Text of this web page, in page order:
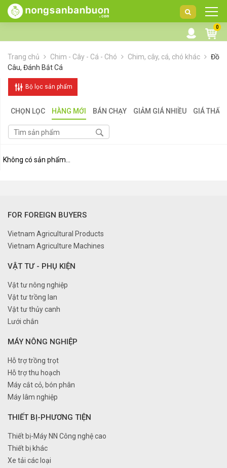
0
DANH
MỤC
PHẨM
Trang chủ Chim - Cây - Cá - Chó Chim, cây, cá, chó khác
Đồ
Câu, Đánh Bắt Cá
Bộ lọc sản phẩm
CHỌN LỌC HÀNG MỚI BÁN CHẠY GIẢM GIÁ NHIỀU GIÁ THẤP
Không có sản phẩm...
FOR FOREIGN BUYERS
Vietnam Agricultural Products
Vietnam Agriculture Machines
VẬT TƯ - PHỤ KIỆN
Vật tư nông nghiệp
Vật tư trồng lan
Vật tư thủy canh
Lưới chắn
MÁY NÔNG NGHIỆP
Hỗ trợ trồng trọt
Hỗ trợ thu hoạch
Máy cắt cỏ, bón phân
Máy lâm nghiệp
THIẾT BỊ-PHƯƠNG TIỆN
Thiết bị-Máy NN Công nghệ cao
Thiết bị khác
Xe tải các loại